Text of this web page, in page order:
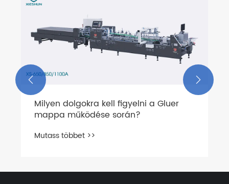
A nagy hatékonyságú mappa gluer
alkalmazási gyakorlata az
élelmiszeriparban
Mutass többet >>
 